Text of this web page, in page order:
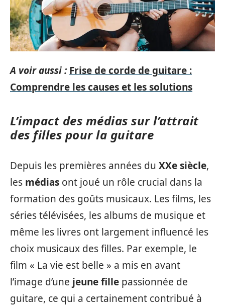
A voir aussi : Frise de corde de guitare :
Comprendre les causes et les solutions
L’impact des médias sur l’attrait
des filles pour la guitare
Depuis les premières années du XXe siècle,
les médias ont joué un rôle crucial dans la
formation des goûts musicaux. Les films, les
séries télévisées, les albums de musique et
même les livres ont largement influencé les
choix musicaux des filles. Par exemple, le
film « La vie est belle » a mis en avant
l’image d’une jeune fille passionnée de
guitare, ce qui a certainement contribué à